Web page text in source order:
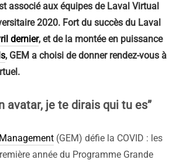
associé aux équipes de Laval Virtual
2020. Fort du succès du Laval
dernier, et de la montée en puissance
, GEM a choisi de donner rendez-vous à
avatar, je te dirais qui tu es”
(GEM) défie la COVID : les
année du Programme Grande